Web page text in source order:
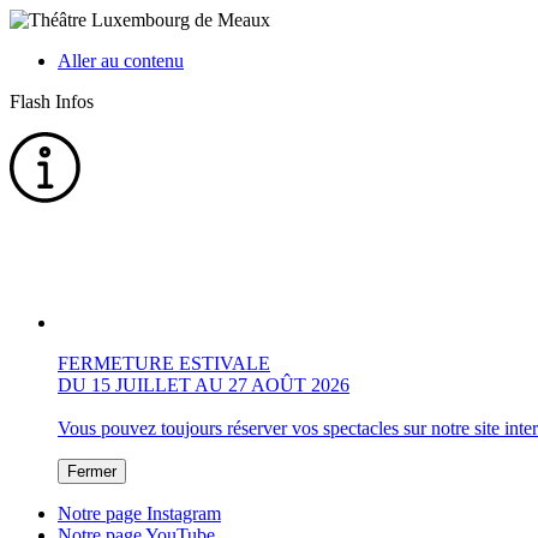
Aller au contenu
Flash Infos
FERMETURE ESTIVALE
DU 15 JUILLET AU 27 AOÛT 2026
Vous pouvez toujours réserver vos spectacles sur notre site
Fermer
Notre page Instagram